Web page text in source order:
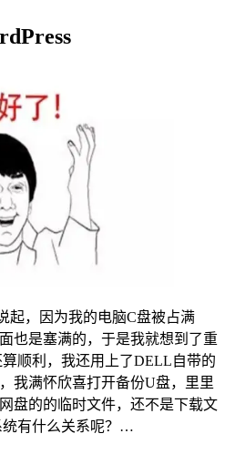
起，因为我的电脑C盘被占满
也是塞满的，于是我就想到了重
顺利，我还用上了DELL自带的
我满怀欣喜打开备份U盘，里里
盘的的临时文件，还不是下载文
统有什么关系呢？…